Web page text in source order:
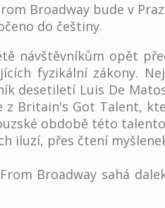
Broadway bude v
do češtiny.
návštěvníkům opět
fyzikální zákony.
desetiletí Luis De
z Britain's Got Talent,
obdobě této
iluzí, přes čtení
Broadway sahá